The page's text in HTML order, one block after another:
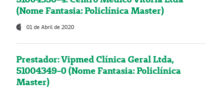
(Nome Fantasia: Policlínica Master)
01 de Abril de 2020
Prestador: Vipmed Clínica Geral Ltda,
51004349-0 (Nome Fantasia: Policlínica
Master)